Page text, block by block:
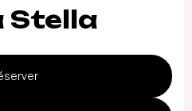
Stella